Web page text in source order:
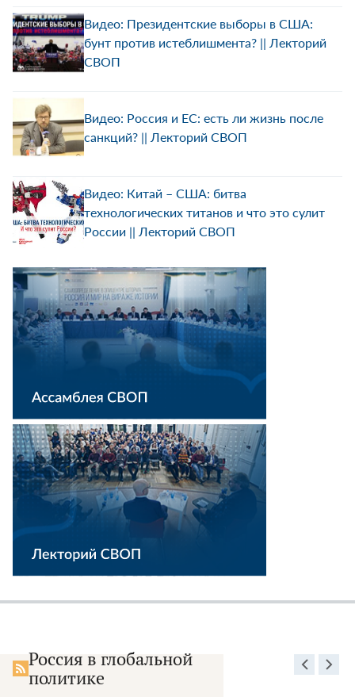
Видео: Президентские выборы в США:
бунт против истеблишмента? || Лекторий
СВОП
Видео: Россия и ЕС: есть ли жизнь после
санкций? || Лекторий СВОП
Видео: Китай – США: битва
технологических титанов и что это сулит
России || Лекторий СВОП
Россия в глобальной
политике